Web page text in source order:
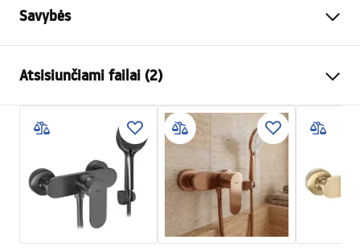
Savybės
Montavimo būdas
Spalva
Šlifuotas plienas
Medžiaga
Žalvaris, ABS
Dengimo technologija
PVD
Ryšio skersmuo
1/2 colio
150mm
Atsisiunčiami failai (2)
Surinkimo instrukcijos
Garantijos sąlygos
Warranty_Terms_and_Conditions_Faucets_-_5.pdf